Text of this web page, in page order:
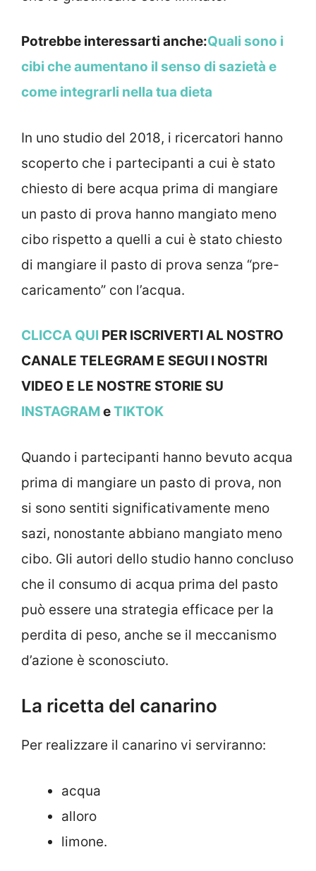
Potrebbe interessarti anche:Quali sono i
cibi che aumentano il senso di sazietà e
come integrarli nella tua dieta
In uno studio del 2018, i ricercatori hanno
scoperto che i partecipanti a cui è stato
chiesto di bere acqua prima di mangiare
un pasto di prova hanno mangiato meno
cibo rispetto a quelli a cui è stato chiesto
di mangiare il pasto di prova senza “pre-
caricamento” con l’acqua.
CLICCA QUI PER ISCRIVERTI AL NOSTRO
CANALE TELEGRAM E SEGUI I NOSTRI
VIDEO E LE NOSTRE STORIE SU
INSTAGRAMeTIKTOK
Quando i partecipanti hanno bevuto acqua
prima di mangiare un pasto di prova, non
si sono sentiti significativamente meno
sazi, nonostante abbiano mangiato meno
cibo. Gli autori dello studio hanno concluso
che il consumo di acqua prima del pasto
può essere una strategia efficace per la
perdita di peso, anche se il meccanismo
d’azione è sconosciuto.
La ricetta del canarino
Per realizzare il canarino vi serviranno:
acqua
alloro
limone.